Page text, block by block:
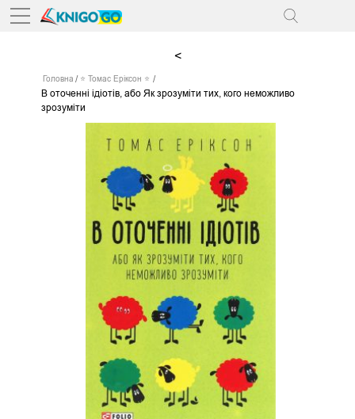
<
Головна ⭐ Томас Еріксон ⭐
В оточенні ідіотів, або Як зрозуміти тих, кого неможливо
зрозуміти